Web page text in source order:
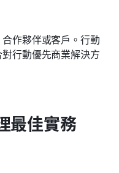
作夥伴或客戶。行動
行動優先商業解決方
最佳實務